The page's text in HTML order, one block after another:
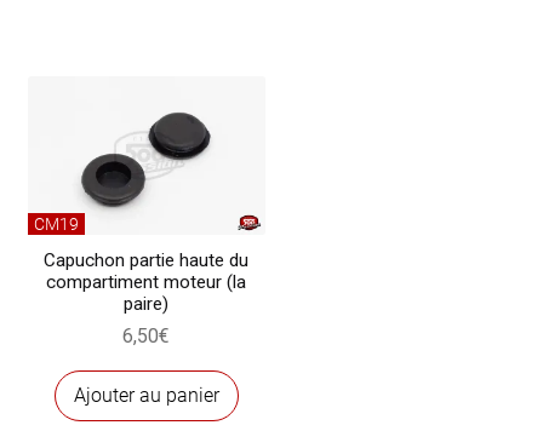
CM19
Capuchon partie haute du
compartiment moteur (la
paire)
6,50€
Ajouter au panier